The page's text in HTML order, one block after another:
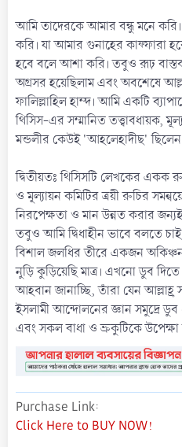
আমি তাদেরকে আমার বন্ধু মনে
করি। যা আমার গুনাহের কাফ্ফারা
হবে বলে আশা করি। তবুও রূঢ়
অগ্রসর হয়েছিলাম এবং অবশেষে
ফালিল্লাহিল হাম্দ। আমি একটি
থিসিস-এর সম্মানিত তত্ত্বাবধায়ক,
মন্ডলীর কেউই 'আহলেহাদীছ' ছিলেন
দ্বিতীয়তঃ থিসিসটি লেখকের একক
ও মূল্যায়ন কমিটির ত্রয়ী রুচির
নিরপেক্ষতা ও মান উন্নত করার
তবুও আমি দ্বিধাহীন ভাবে বলতে
বিশাল জলধির তীরে একজন
নুড়ি কুড়িয়েছি মাত্র। এখনো ডুব
আহবান জানাচ্ছি, তাঁরা যেন আল্লাহ্র
ইসলামী আন্দোলনের জ্ঞান সমুদ্রে ডুব
এবং সকল বাধা ও ভ্রুকুটিকে
Purchase Link
Click Here to BUY NOW!